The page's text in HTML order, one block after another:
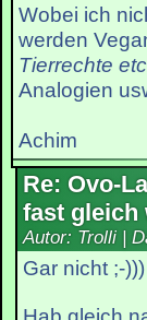
Wobei ich
werden
Tierrechte
Analogien
Achim
Re: Ovo-
fast gleich
Autor: Trolli |
Gar nicht ;-)))